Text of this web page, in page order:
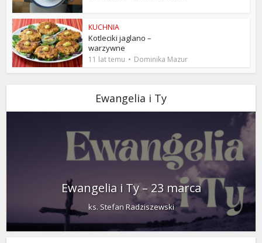
KUCHNIA
Kotleciki jaglano –
warzywne
11 lat temu Dominika Mazur
Ewangelia i Ty
Ewangelia i Ty – 23 marca
ks. Stefan Radziszewski